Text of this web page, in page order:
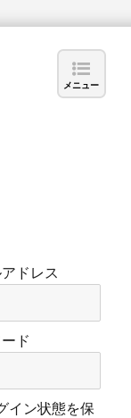
メニュー
ドレス
ド
イン状態を保